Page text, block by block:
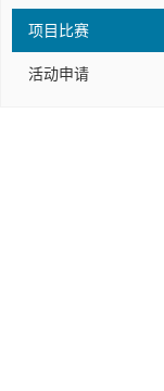
项目比赛
活动申请